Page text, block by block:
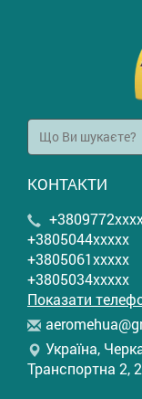
КОНТАКТИ
+3805044xxxxx
+3805061xxxxx
+3805034xxxxx
Показати
aeromehua@
Україна,
Транспортна 2,